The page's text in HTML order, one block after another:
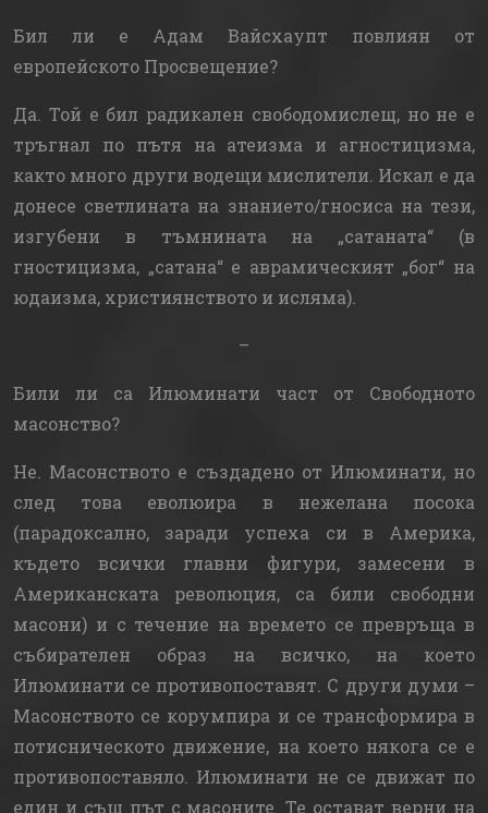
Бил ли е Адам Вайсхаупт повлиян от
европейското Просвещение?
Да. Той е бил радикален свободомислещ, но не е
тръгнал по пътя на атеизма и агностицизма,
както много други водещи мислители. Искал е да
донесе светлината на знанието/гносиса на тези,
изгубени в тъмнината на „сатаната“ (в
гностицизма, „сатана“ е аврамическият „бог“ на
юдаизма, християнството и исляма).
–
Били ли са Илюминати част от Свободното
масонство?
Не. Масонството е създадено от Илюминати, но
след това еволюира в нежелана посока
(парадоксално, заради успеха си в Америка,
където всички главни фигури, замесени в
Американската революция, са били свободни
масони) и с течение на времето се превръща в
събирателен образ на всичко, на което
Илюминати се противопоставят. С други думи –
Масонството се корумпира и се трансформира в
потисническото движение, на което някога се е
противопоставяло. Илюминати не се движат по
един и същ път с масоните. Те остават верни на